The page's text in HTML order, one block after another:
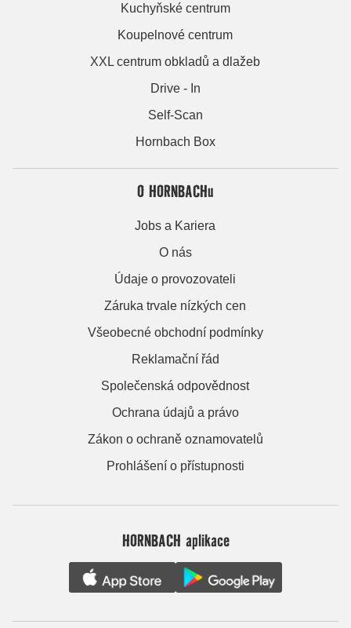
Kuchyňské centrum
Koupelnové centrum
XXL centrum obkladů a dlažeb
Drive - In
Self-Scan
Hornbach Box
O HORNBACHu
Jobs a Kariera
O nás
Údaje o provozovateli
Záruka trvale nízkých cen
Všeobecné obchodní podmínky
Reklamační řád
Společenská odpovědnost
Ochrana údajů a právo
Zákon o ochraně oznamovatelů
Prohlášení o přístupnosti
HORNBACH aplikace